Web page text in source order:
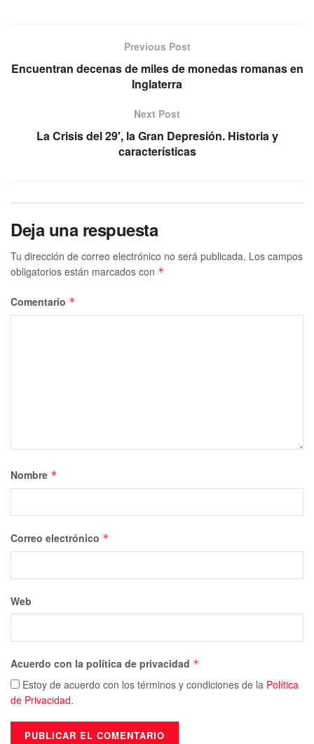
Previous Post
Encuentran decenas de miles de monedas romanas en
Inglaterra
Next Post
La Crisis del 29′, la Gran Depresión. Historia y
características
Deja una respuesta
Tu dirección de correo electrónico no será publicada. Los campos
obligatorios están marcados con *
Comentario *
Nombre *
Correo electrónico *
Web
Acuerdo con la política de privacidad *
Estoy de acuerdo con los términos y condiciones de la Política
de Privacidad.